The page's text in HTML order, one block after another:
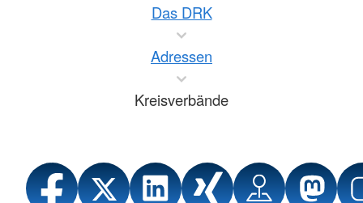
Das DRK
Adressen
Kreisverbände